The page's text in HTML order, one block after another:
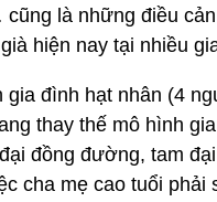
là những điều
hiện nay tại nhiều
gia đình hạt nhân (4
thay thế mô hình
đồng đường, tam
cha mẹ cao tuổi phải